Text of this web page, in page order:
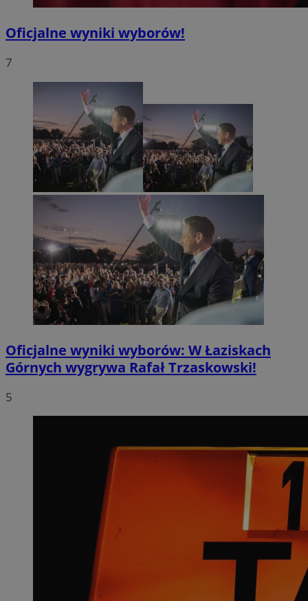
Oficjalne wyniki wyborów!
7
Oficjalne wyniki wyborów: W Łaziskach
Górnych wygrywa Rafał Trzaskowski!
5